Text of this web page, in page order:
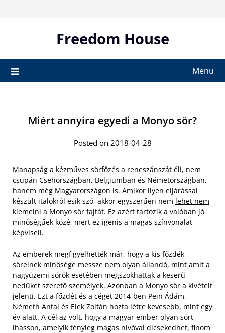
Freedom House
Menu
Miért annyira egyedi a Monyo sör?
Posted on 2018-04-28
Manapság a kézműves sörfőzés a reneszánszát éli, nem
csupán Csehországban, Belgiumban és Németországban,
hanem még Magyarországon is. Amikor ilyen eljárással
készült italokról esik szó, akkor egyszerűen nem lehet nem
kiemelni a Monyo sör fajtát. Ez azért tartozik a valóban jó
minőségűek közé, mert ez igenis a magas színvonalat
képviseli.
Az emberek megfigyelhették már, hogy a kis főzdék
söreinek minősége messze nem olyan állandó, mint amit a
nagyüzemi sörök esetében megszokhattak a keserű
nedűket szerető személyek. Azonban a Monyo sör a kivételt
jelenti. Ezt a főzdét és a céget 2014-ben Pein Ádám,
Németh Antal és Elek Zoltán hozta létre kevesebb, mint egy
év alatt. A cél az volt, hogy a magyar ember olyan sört
ihasson, amelyik tényleg magas nívóval dicsekedhet, finom